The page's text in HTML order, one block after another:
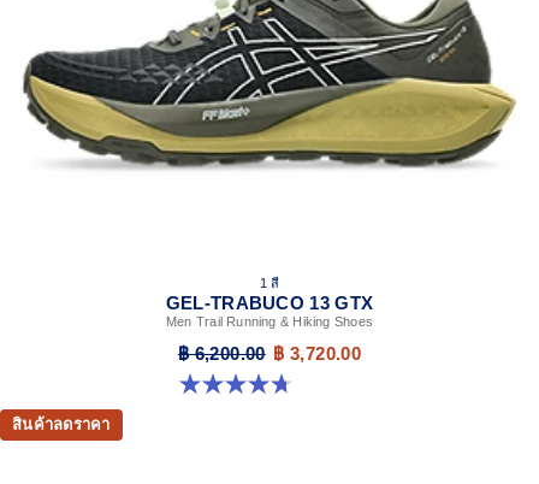
Original-inspired shape and tooling that it featured in
1990
Rearfoot GEL™ technology
For comfort in everyday scenarios
1 สี
GEL-TRABUCO 13 GTX
Men Trail Running & Hiking Shoes
฿ 6,200.00 ฿ 3,720.00
4.7 จาก 5 ดาว 439 รีวิว
สินค้าลดราคา